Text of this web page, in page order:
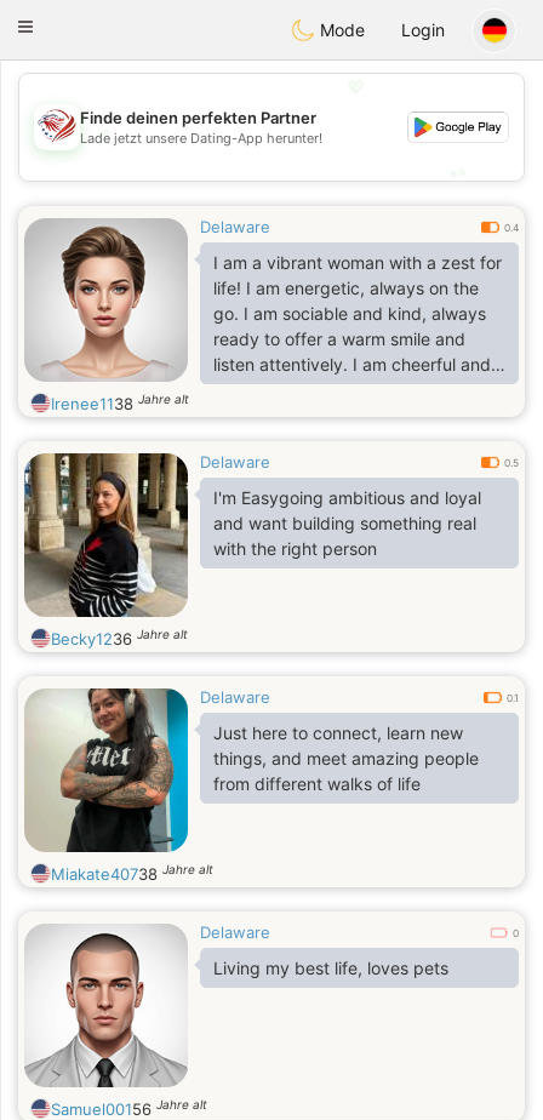
Dating
Toggle
Mode Login
💖
💕
Finde deinen perfekten Partner
Lade jetzt unsere Dating-App herunter!
Delaware 0.4
I am a vibrant woman with a zest for
life! I am energetic, always on the
go. I am sociable and kind, always
ready to offer a warm smile and
listen attentively. I am cheerful and
well balanced. Despite of my active
and energetic nature I value honesty
people.
Irenee1138 Jahre alt
Delaware 0.5
I'm Easygoing ambitious and loyal
and want building something real
with the right person
Becky1236 Jahre alt
Delaware 0.1
Just here to connect, learn new
things, and meet amazing people
from different walks of life
Miakate40738 Jahre alt
Delaware 0
Living my best life, loves pets
Samuel00156 Jahre alt